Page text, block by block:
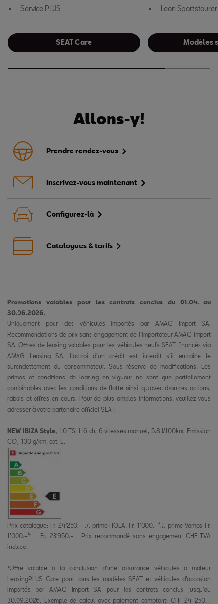
Service PLUS
SEAT Care
Leon
Modèles
Allons-y!
Prendre rendez-vous
Inscrivez-vous maintenant
Configurez-là
Catalogues & tarifs
Promotions valables pour les contrats conclus du 01.04. au
30.06.2026.
Uniquement pour des véhicules importés par AMAG Import SA.
Recommandations de prix sans engagement de l’importateur AMAG Import
SA. Offres de leasing valables pour les véhicules neufs SEAT financés via
AMAG Leasing SA. L’octroi d’un crédit est interdit s’il entraîne le
surendettement du consommateur. Sous réserve de modifications. Les
primes et conditions de leasing en vigueur ne sont que partiellement
combinables avec les conditions de flotte ainsi qu›avec d›autres actions,
rabais et offres en cours. Pour de plus amples informations, veuillez vous
adresser à votre partenaire officiel SEAT.
NEW IBIZA Style, 1.0 TSI 116 ch, 6 vitesses manuel, 5.8 l/100km, Emission
CO₂. 130 g/km, cat. E.
Prix catalogue: Fr. 24'250.– ./. prime HOLA! Fr. 1’000.–3./. prime Vamos Fr.
1’000.–4
= Fr. 23'950.–. Prix recommandé sans engagement CHF TVA
incluse.
¹Offre valable à la conclusion d’une assurance véhicules à moteur
LeasingPLUS Care pour tous les modèles SEAT et véhicules d’occasion
importés par AMAG Import SA pour les contrats conclus jusqu’au
30.09.2026. Exemple de calcul avec paiement comptant: CHF 24 250.-.